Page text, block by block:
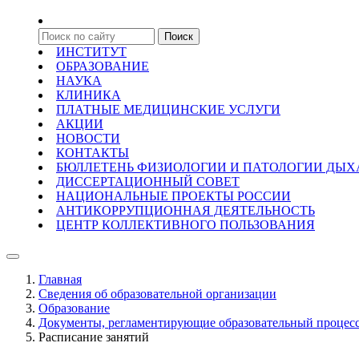
ИНСТИТУТ
ОБРАЗОВАНИЕ
НАУКА
КЛИНИКА
ПЛАТНЫЕ МЕДИЦИНСКИЕ УСЛУГИ
АКЦИИ
НОВОСТИ
КОНТАКТЫ
БЮЛЛЕТЕНЬ ФИЗИОЛОГИИ И ПАТОЛОГИИ
ДИССЕРТАЦИОННЫЙ СОВЕТ
НАЦИОНАЛЬНЫЕ ПРОЕКТЫ РОССИИ
АНТИКОРРУПЦИОННАЯ ДЕЯТЕЛЬНОСТЬ
ЦЕНТР КОЛЛЕКТИВНОГО ПОЛЬЗОВАНИЯ
Главная
Сведения об образовательной организации
Образование
Документы, регламентирующие образовательный
Расписание занятий